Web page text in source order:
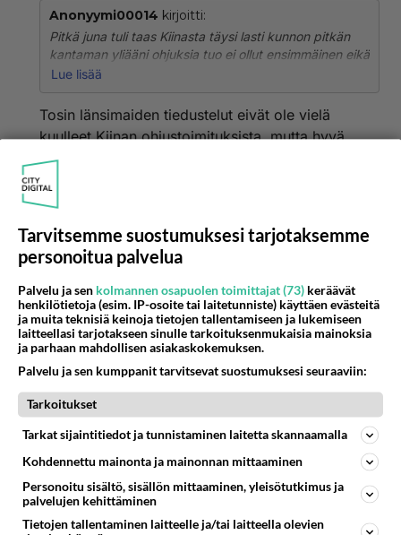
Anonyymi00014 kirjoitti:
Pitkä juna tuli taas Kiinasta täysi lasti kunnon pitkän
kantaman yliääni ohjuksia tuo ei ollut ensimmäinen eikä
viimeinen toimitus Kiinalta Tyksitö kranaatteja tulee
kunnes Ukraina on Polivillaan vaikka siihen menisi
Lue lisää
Tosin länsimaiden tiedustelut eivät ole vielä
kuulleet Kiinan ohjustoimituksista, mutta hyvä
kun kerroit, niin osaamme olla ostamatta
kiinalaisia autoja, joita se ilmeisesti ei halua
meille edes myydä, jos kerran taistelee
Oletko ajatellut mennä iltakouluun ja opetella
kirjoittamaan jotain kieltä? Vielä ehtii, ehkä.
2 Äänestä Kommentoi
Anonyymi00022
Repe_RuutikaIlokirjoitti:
Tosin länsimaiden tiedustelut eivät ole vielä kuulleet
Kiinan ohjustoimituksista, mutta hyvä kun kerroit, niin
ilmeisesti ei halua meille edes myydä, jos kerran
taistelee intressejämme vastaan Ukrainassa.
Vittu kaltaisellasi vajakilla ei ole rahaa ostaa edes
Tarvitsemme suostumuksesi tarjotaksemme
personoitua palvelua
Palvelu ja sen kolmannen osapuolen toimittajat (73) keräävät
henkilötietoja (esim. IP-osoite tai laitetunniste) käyttäen evästeitä
ja muita teknisiä keinoja tietojen tallentamiseen ja lukemiseen
laitteellasi tarjotakseen sinulle tarkoituksenmukaisia mainoksia
ja parhaan mahdollisen asiakaskokemuksen.
Palvelu ja sen kumppanit tarvitsevat suostumuksesi seuraaviin:
Tarkoitukset
Tarkat sijaintitiedot ja tunnistaminen laitetta skannaamalla
Kohdennettu mainonta ja mainonnan mittaaminen
Personoitu sisältö, sisällön mittaaminen, yleisötutkimus ja
palvelujen kehittäminen
Tietojen tallentaminen laitteelle ja/tai laitteella olevien